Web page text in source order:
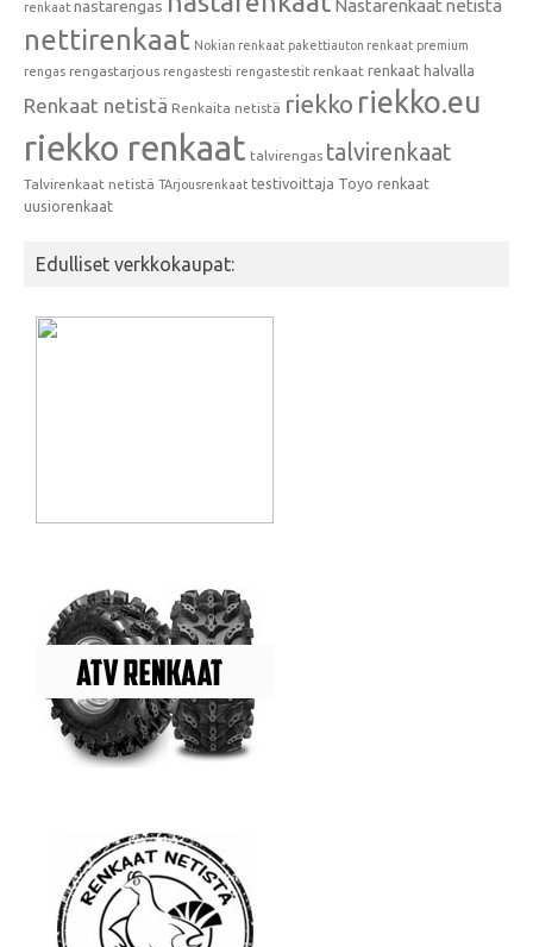
renkaat nastarengas Nastarenkaat netistä
nettirenkaat Nokian renkaat pakettiauton renkaat premium
rengas rengastarjous rengastesti rengastestit renkaat renkaat halvalla
Renkaat netistä Renkaita netistä riekko riekko.eu
riekko renkaat talvirengas talvirenkaat
Talvirenkaat netistä TArjousrenkaat testivoittaja Toyo renkaat
uusiorenkaat
Edulliset verkkokaupat: